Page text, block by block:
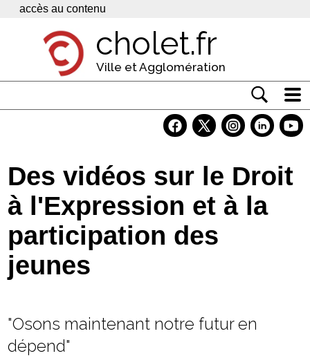
Panneau de gestion des cookies
accès au contenu
cholet.fr
Ville et Agglomération
Economie
Services
Contacts
Des vidéos sur le Droit
à l'Expression et à la
participation des
jeunes
"Osons maintenant notre futur en
dépend"